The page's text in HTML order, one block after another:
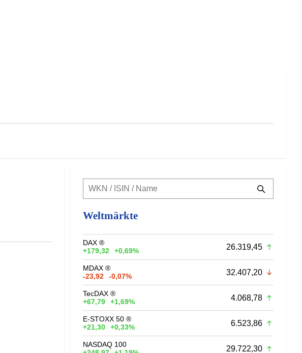
Weltmärkte
DAX ®
+179,32
+0,69% 26.319,45
MDAX ®
-23,92
-0,07% 32.407,20
TecDAX ®
+67,79
+1,69% 4.068,78
E-STOXX 50 ®
+21,30
+0,33% 6.523,86
NASDAQ 100
29.722,30